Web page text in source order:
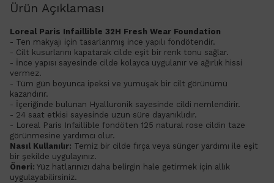
Ürün Açıklaması
​Loreal Paris Infaillible 32H Fresh Wear Foundation
- Ten makyajı için tasarlanmış ince yapılı fondötendir.
- Cilt kusurlarını kapatarak cilde eşit bir renk tonu sağlar.
- İnce yapısı sayesinde cilde kolayca uygulanır ve ağırlık hissi
vermez.
- Tüm gün boyunca ipeksi ve yumuşak bir cilt görünümü
kazandırır.
- İçeriğinde bulunan Hyalluronik sayesinde cildi nemlendirir.
- 24 saat etkisi sayesinde uzun süre dayanıklıdır.
- Loreal Paris Infaillible fondöten 125 natural rose cildin taze
görünmesine yardımcı olur.
Nasıl Kullanılır: Temiz bir cilde fırça veya sünger yardımı ile eşit
bir şekilde uygulayınız.
Öneri: Yüz hatlarınızı daha belirgin hale getirmek için allık
uygulayabilirsiniz.